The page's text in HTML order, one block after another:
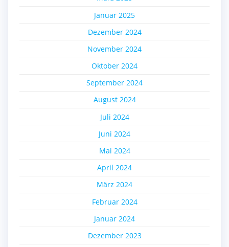
Januar 2025
Dezember 2024
November 2024
Oktober 2024
September 2024
August 2024
Juli 2024
Juni 2024
Mai 2024
April 2024
März 2024
Februar 2024
Januar 2024
Dezember 2023